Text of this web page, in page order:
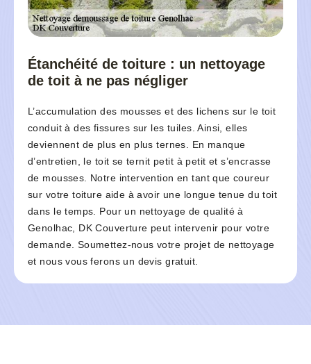
Étanchéité de toiture : un nettoyage
de toit à ne pas négliger
L’accumulation des mousses et des lichens sur le toit
conduit à des fissures sur les tuiles. Ainsi, elles
deviennent de plus en plus ternes. En manque
d’entretien, le toit se ternit petit à petit et s’encrasse
de mousses. Notre intervention en tant que coureur
sur votre toiture aide à avoir une longue tenue du toit
dans le temps. Pour un nettoyage de qualité à
Genolhac, DK Couverture peut intervenir pour votre
demande. Soumettez-nous votre projet de nettoyage
et nous vous ferons un devis gratuit.